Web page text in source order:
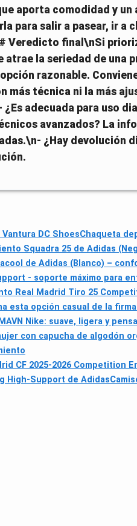
aporta comodidad y
para salir a pasear, ir a
final\nSi
la seriedad de una
razonable.
más técnica ni la más
adecuada para uso
avanzados? La
¿Hay devolución
DC ShoesChaqueta
Squadra 25 de Adidas
de Adidas (Blanco) –
- soporte máximo para
Real Madrid Tiro 25
esta opción casual de la
Nike: suave, ligera y
con capucha de algodón
CF 2025-2026 Competition
High-Support de Adidas